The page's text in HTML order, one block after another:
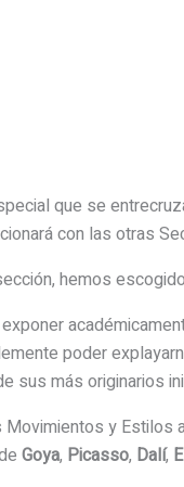
que se
con las otras
hemos
poder
sus más originarios
y
Goya, Picasso, Dalí,